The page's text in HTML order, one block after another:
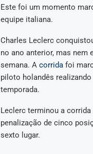
Este foi um momento
equipe italiana.
Charles Leclerc
no ano anterior, mas
semana. A corridafoi
piloto holandês
temporada.
Leclerc terminou a
penalização de cinco
sexto lugar.